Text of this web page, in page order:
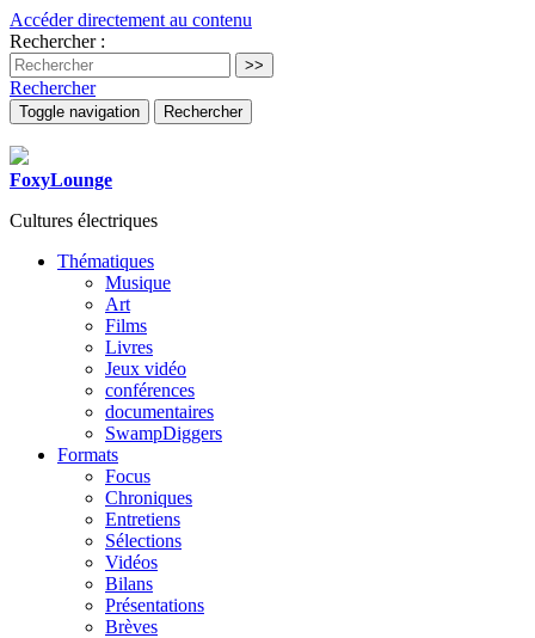
Accéder directement au contenu
Rechercher :
Rechercher
Toggle navigation Rechercher
FoxyLounge
Cultures électriques
Thématiques
Musique
Art
Films
Livres
Jeux vidéo
conférences
documentaires
SwampDiggers
Formats
Focus
Chroniques
Entretiens
Sélections
Vidéos
Bilans
Présentations
Brèves